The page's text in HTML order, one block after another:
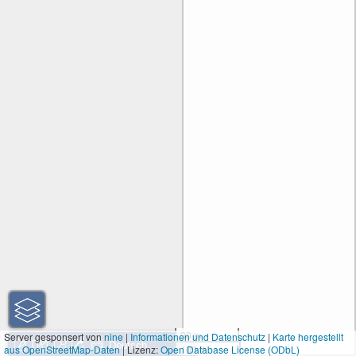
30 m
100 ft
Server gesponsert vonnine|Informationen und Datenschutz | Karte hergestellt
aus OpenStreetMap-Daten| Lizenz:Open Database License (ODbL)